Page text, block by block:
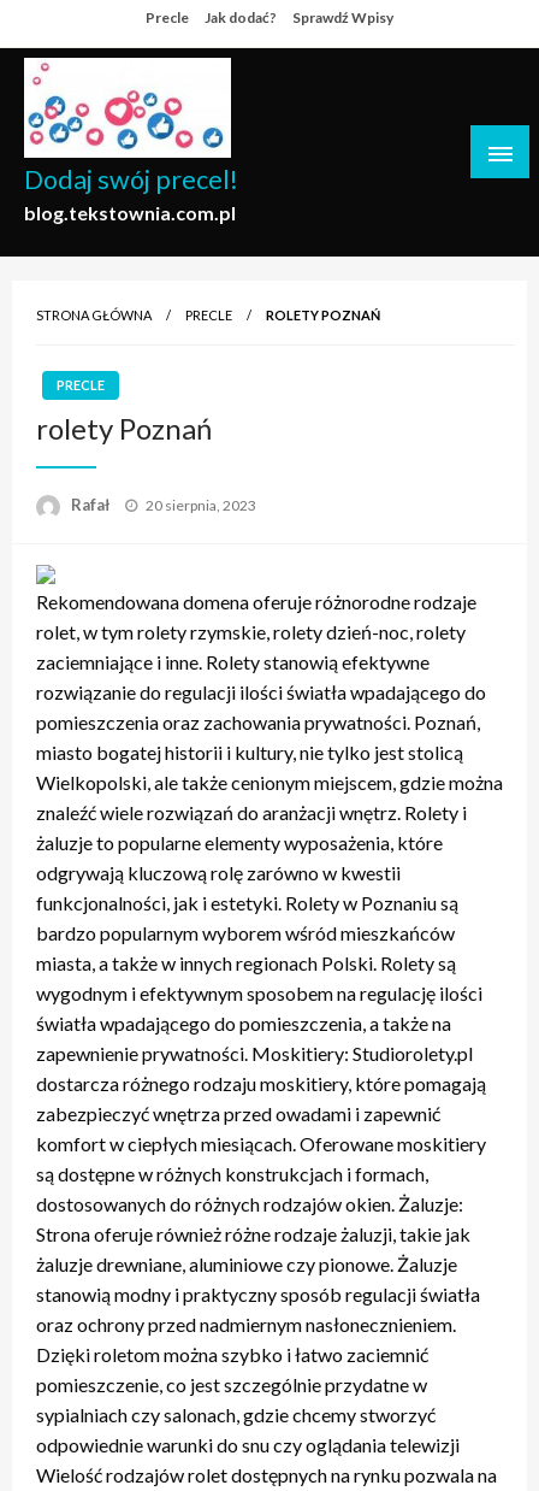
to
content
Precle Jak dodać? Sprawdź Wpisy
Dodaj swój precel!
blog.tekstownia.com.pl
STRONA GŁÓWNA PRECLE ROLETY POZNAŃ
PRECLE
rolety Poznań
Rafał
Opublikowane
20 sierpnia, 2023
Rekomendowana domena oferuje różnorodne rodzaje
rolet, w tym rolety rzymskie, rolety dzień-noc, rolety
zaciemniające i inne. Rolety stanowią efektywne
rozwiązanie do regulacji ilości światła wpadającego do
pomieszczenia oraz zachowania prywatności. Poznań,
miasto bogatej historii i kultury, nie tylko jest stolicą
Wielkopolski, ale także cenionym miejscem, gdzie można
znaleźć wiele rozwiązań do aranżacji wnętrz. Rolety i
żaluzje to popularne elementy wyposażenia, które
odgrywają kluczową rolę zarówno w kwestii
funkcjonalności, jak i estetyki. Rolety w Poznaniu są
bardzo popularnym wyborem wśród mieszkańców
miasta, a także w innych regionach Polski. Rolety są
wygodnym i efektywnym sposobem na regulację ilości
światła wpadającego do pomieszczenia, a także na
zapewnienie prywatności. Moskitiery: Studiorolety.pl
dostarcza różnego rodzaju moskitiery, które pomagają
zabezpieczyć wnętrza przed owadami i zapewnić
komfort w ciepłych miesiącach. Oferowane moskitiery
są dostępne w różnych konstrukcjach i formach,
dostosowanych do różnych rodzajów okien. Żaluzje:
Strona oferuje również różne rodzaje żaluzji, takie jak
żaluzje drewniane, aluminiowe czy pionowe. Żaluzje
stanowią modny i praktyczny sposób regulacji światła
oraz ochrony przed nadmiernym nasłonecznieniem.
Dzięki roletom można szybko i łatwo zaciemnić
pomieszczenie, co jest szczególnie przydatne w
sypialniach czy salonach, gdzie chcemy stworzyć
odpowiednie warunki do snu czy oglądania telewizji
Wielość rodzajów rolet dostępnych na rynku pozwala na